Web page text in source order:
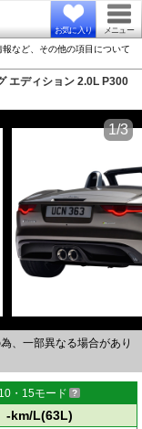
お気に入り メニュー
など、その他の項目について
エディション 2.0L P300
、一部異なる場合があり
1/3
10・15モード
-km/L(63L)